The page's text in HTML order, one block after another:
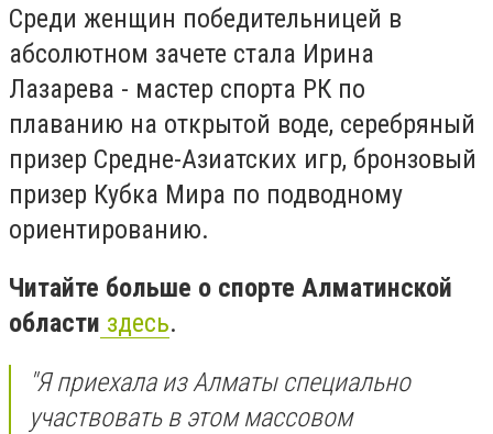
Среди женщин победительницей в
абсолютном зачете стала Ирина
Лазарева - мастер спорта РК по
плаванию на открытой воде, серебряный
призер Средне-Азиатских игр, бронзовый
призер Кубка Мира по подводному
ориентированию.
Читайте больше о спорте Алматинской
области здесь.
"Я приехала из Алматы специально
участвовать в этом массовом